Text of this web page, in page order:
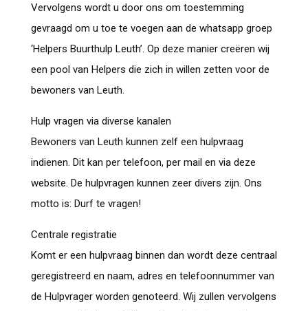
Vervolgens wordt u door ons om toestemming
gevraagd om u toe te voegen aan de whatsapp groep
‘Helpers Buurthulp Leuth’. Op deze manier creëren wij
een pool van Helpers die zich in willen zetten voor de
bewoners van Leuth.
Hulp vragen via diverse kanalen
Bewoners van Leuth kunnen zelf een hulpvraag
indienen. Dit kan per telefoon, per mail en via deze
website. De hulpvragen kunnen zeer divers zijn. Ons
motto is: Durf te vragen!
Centrale registratie
Komt er een hulpvraag binnen dan wordt deze centraal
geregistreerd en naam, adres en telefoonnummer van
de Hulpvrager worden genoteerd. Wij zullen vervolgens